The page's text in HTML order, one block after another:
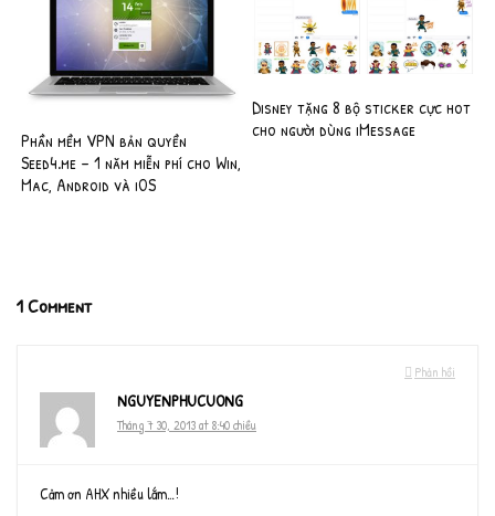
Phần mềm VPN bản quyền
Seed4.me – 1 năm miễn phí cho Win,
Mac, Android và iOS
Disney tặng 8 bộ sticker cực hot
cho người dùng iMessage
1 Comment
Phản hồi
NGUYENPHUCUONG
Tháng 7 30, 2013 at 8:40 chiều
Cảm ơn AHX nhiều lắm…!